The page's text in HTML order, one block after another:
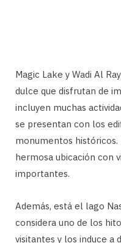
Magic Lake y Wadi Al
dulce que disfrutan de
incluyen muchas
se presentan con los
monumentos
hermosa ubicación con
importantes.
Además, está el lago
considera uno de los
visitantes y los induce a